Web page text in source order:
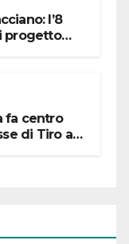
l’8
progetto
fa centro
di Tiro a